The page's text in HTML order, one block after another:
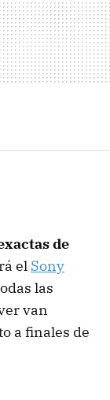
de
el Sony
las
van
a finales de